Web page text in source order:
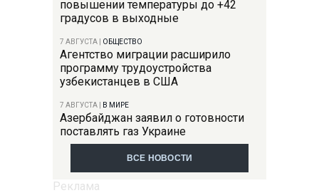
повышении температуры до +42
градусов в выходные
7 АВГУСТА ОБЩЕСТВО
Агентство миграции расширило
программу трудоустройства
узбекистанцев в США
7 АВГУСТА В МИРЕ
Азербайджан заявил о готовности
поставлять газ Украине
ВСЕ НОВОСТИ